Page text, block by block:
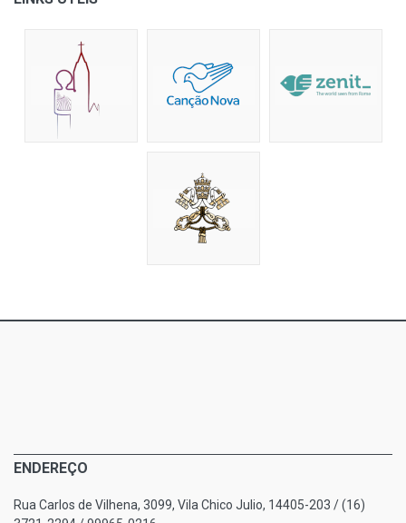
ENDEREÇO
Rua Carlos de Vilhena, 3099, Vila Chico Julio, 14405-203 / (16)